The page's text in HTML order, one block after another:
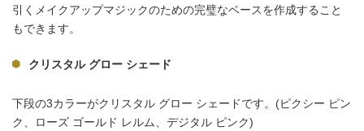
引くメイクアップマジックのための完璧なベースを作成すること
もできます。
クリスタル グロー シェード
下段の3カラーがクリスタル グロー シェードです。(ピクシー ピン
ク、ローズ ゴールド レルム、デジタル ピンク)